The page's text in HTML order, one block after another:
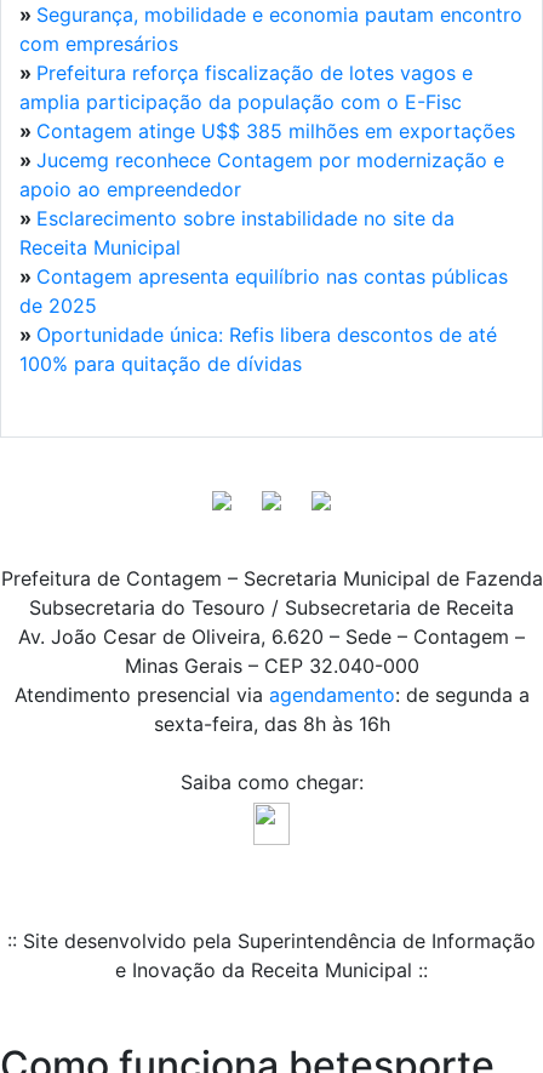
» Segurança, mobilidade e economia pautam encontro
com empresários
» Prefeitura reforça fiscalização de lotes vagos e
amplia participação da população com o E-Fisc
» Contagem atinge U$$ 385 milhões em exportações
» Jucemg reconhece Contagem por modernização e
apoio ao empreendedor
» Esclarecimento sobre instabilidade no site da
Receita Municipal
» Contagem apresenta equilíbrio nas contas públicas
de 2025
» Oportunidade única: Refis libera descontos de até
100% para quitação de dívidas
Prefeitura de Contagem – Secretaria Municipal de Fazenda
Subsecretaria do Tesouro / Subsecretaria de Receita
Av. João Cesar de Oliveira, 6.620 – Sede – Contagem –
Minas Gerais – CEP 32.040-000
Atendimento presencial via agendamento: de segunda a
sexta-feira, das 8h às 16h
Saiba como chegar:
:: Site desenvolvido pela Superintendência de Informação
e Inovação da Receita Municipal ::